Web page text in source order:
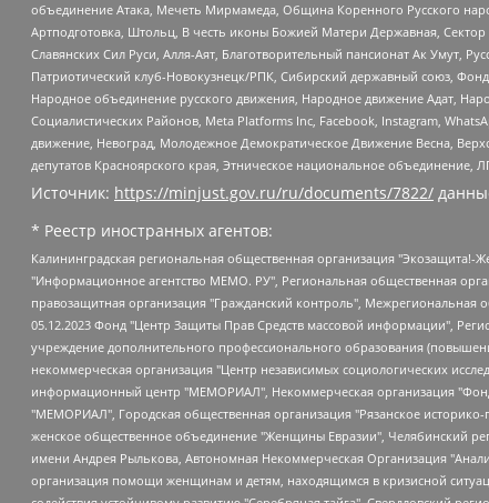
объединение Атака, Мечеть Мирмамеда, Община Коренного Русского
Артподготовка, Штольц, В честь иконы Божией Матери Державная,
Славянских Сил Руси, Алля-Аят, Благотворительный пансионат Ак Умут,
Патриотический клуб-Новокузнецк/РПК, Сибирский державный союз,
Народное объединение русского движения, Народное движение Адат,
Социалистических Районов, Meta Platforms Inc, Facebook, Instagram,
движение, Невоград, Молодежное Демократическое Движение Весна,
депутатов Красноярского края, Этническое национальное объединение,
Источник: https://minjust.gov.ru/ru/documents/7822/
* Реестр иностранных агентов:
Калининградская региональная общественная организация "Экозащита!-Женсовет", Фонд содействия защите прав и свобод граждан "Общественный вердикт", Фонд "Институт Развития Свободы Информации", Частное учреждение "Информационное агентство МЕМО. РУ", Региональная общественная организация "Общественная комиссия по сохранению наследия академика Сахарова", Фонд поддержки свободы прессы, Санкт-Петербургская общественная правозащитная организация "Гражданский контроль", Межрегиональная общественная организация "Информационно-просветительский центр "Мемориал", Региональный Фонд "Центр Защиты Прав Средств Массовой Информации", с 05.12.2023 Фонд "Центр Защиты Прав Средств массовой информации", Региональная общественная благотворительная организация помощи беженцам и мигрантам "Гражданское содействие", Негосударственное образовательное учреждение дополнительного профессионального образования (повышение квалификации) специалистов "АКАДЕМИЯ ПО ПРАВАМ ЧЕЛОВЕКА", Свердловская региональная общественная организация "Сутяжник", Автономная некоммерческая организация "Центр независимых социологических исследований", Союз общественных объединений "Российский исследовательский центр по правам человека", Региональное общественное учреждение научно-информационный центр "МЕМОРИАЛ", Некоммерческая организация "Фонд защиты гласности", Автономная некоммерческая организация "Институт прав человека", Городская общественная организация "Екатеринбургское общество "МЕМОРИАЛ", Городская общественная организация "Рязанское историко-просветительское и правозащитное общество "Мемориал" (Рязанский Мемориал), Челябинский региональный орган общественной самодеятельности – женское общественное объединение "Женщины Евразии", Челябинский региональный орган общественной самодеятельности "Уральская правозащитная группа", Фонд содействия защите здоровья и социальной справедливости имени Андрея Рылькова, Автономная Некоммерческая Организация "Аналитический Центр Юрия Левады", Автономная некоммерческая организация социальной поддержки населения "Проект Апрель", Региональная общественная организация помощи женщинам и детям, находящимся в кризисной ситуации "Информационно-методический центр "Анна", Фонд содействия развитию массовых коммуникаций и правовому просвещению "Так-так-Так", Фонд содействия устойчивому развитию "Серебряная тайга", Свердловский региональный общественный фонд социальных проектов "Новое время", "Idel.Реалии", Кавказ.Реалии, Крым.Реалии, Телеканал Настоящее Время, Татаро-башкирская служба Радио Свобода (Azatliq Radiosi), Радио Свободная Европа/Радио Свобода (PCE/PC), "Сибирь.Реалии", "Фактограф", Благотворительный фонд помощи осужденным и их семьям, Автономная некоммерческая организация "Институт глобализации и социальных движений", Фонд "В защиту прав заключенных", Частное учреждение "Центр поддержки и содействия развитию средств массовой информации", Пензенский региональный общественный благотворительный фонд "Гражданский союз", "Север.Реалии", Некоммерческая организация Фонд "Правовая инициатива", Общество с ограниченной ответственностью "Радио Свободная Европа/Радио Свобода", Чешское информационное агентство "MEDIUM-ORIENT", Красноярская